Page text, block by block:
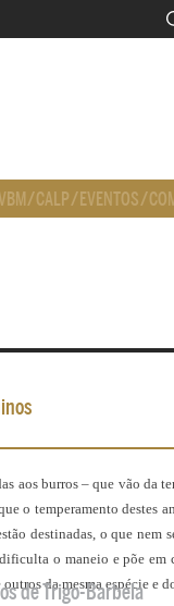
/CALP/ EVENTOS/
aos burros – que vão da
o temperamento destes
destinadas, o que
o maneio e põe em
da mesma espécie e
de Trigo-Barbela